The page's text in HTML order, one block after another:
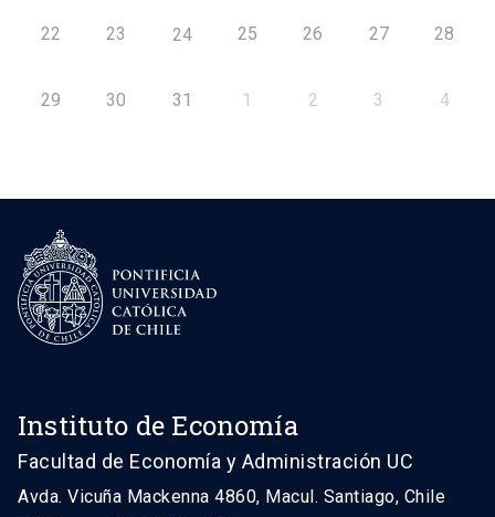
22 23 24 25 26 27 28
29 30 31 1 2 3 4
Instituto de Economía
Facultad de Economía y Administración UC
Avda. Vicuña Mackenna 4860, Macul. Santiago, Chile